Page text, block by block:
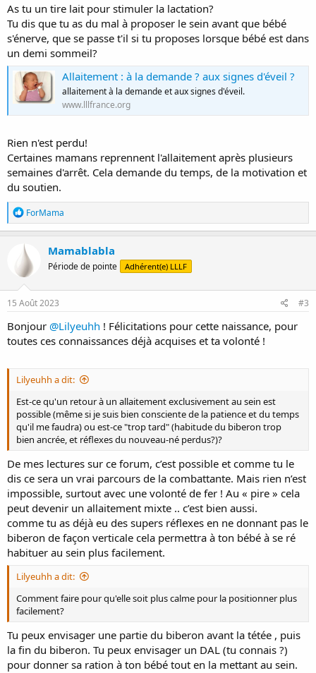
As tu un tire lait pour stimuler la lactation?
Tu dis que tu as du mal à proposer le sein avant que bébé
s'énerve, que se passe t'il si tu proposes lorsque bébé est dans
un demi sommeil?
Allaitement : à la demande ? aux signes d'éveil ?
allaitement à la demande et aux signes d'éveil.
www.lllfrance.org
Rien n'est perdu!
Certaines mamans reprennent l'allaitement après plusieurs
semaines d'arrêt. Cela demande du temps, de la motivation et
du soutien.
R
é
a
t
i
o
n
s
ForMama
Mamablabla
Période de pointe Adhérent(e) LLLF
15 Août 2023 #3
Bonjour @Lilyeuhh ! Félicitations pour cette naissance, pour
toutes ces connaissances déjà acquises et ta volonté !
Lilyeuhh a dit:
Est-ce qu'un retour à un allaitement exclusivement au sein est
possible (même si je suis bien consciente de la patience et du temps
qu'il me faudra) ou est-ce "trop tard" (habitude du biberon trop
bien ancrée, et réflexes du nouveau-né perdus?)?
De mes lectures sur ce forum, c’est possible et comme tu le
dis ce sera un vrai parcours de la combattante. Mais rien n’est
impossible, surtout avec une volonté de fer ! Au « pire » cela
peut devenir un allaitement mixte .. c’est bien aussi.
comme tu as déjà eu des supers réflexes en ne donnant pas le
biberon de façon verticale cela permettra à ton bébé à se ré
habituer au sein plus facilement.
Lilyeuhh a dit:
Comment faire pour qu'elle soit plus calme pour la positionner plus
facilement?
Tu peux envisager une partie du biberon avant la tétée , puis
la fin du biberon. Tu peux envisager un DAL (tu connais ?)
pour donner sa ration à ton bébé tout en la mettant au sein.